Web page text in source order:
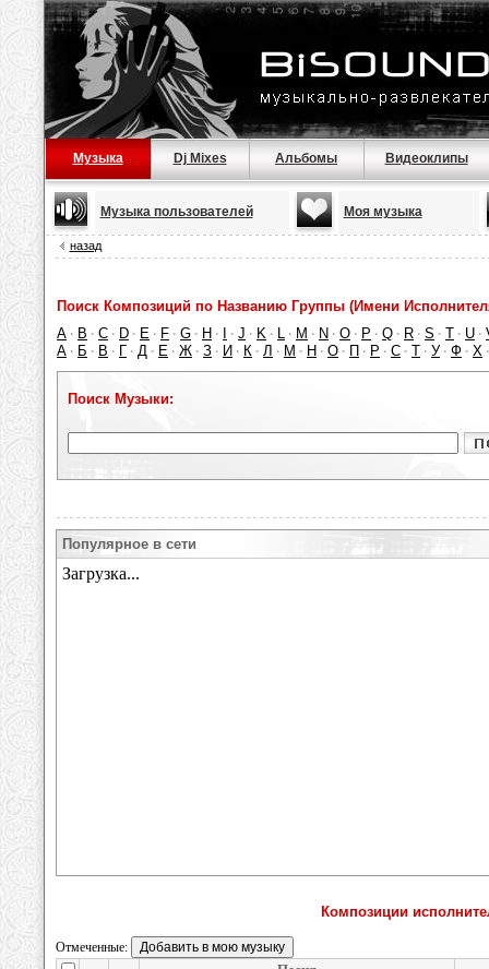
Музыка Dj Mixes Альбомы Видеоклипы
Музыка пользователей Моя музыка
назад
Поиск Композиций по Названию Группы (Имени
A · B · C · D · E · F · G · H · · J · K · L · M · N · O · P · Q · R · S · T · U ·
А · Б · В · Г · Д · Е · Ж · З · И · К · Л · М · Н · О · П · Р · С · Т · У · Ф · Х
Поиск Музыки:
Популярное в сети
Композиции
Отмеченные: